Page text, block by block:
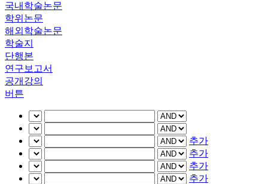
국내학술논문
학위논문
해외학술논문
학술지
단행본
연구보고서
공개강의
버튼
추가
추가
추가
추가